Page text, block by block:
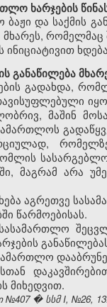
ხარჯების
და საქმის
მხარეს,
განაწილება
გადახდა,
მაშინ
მაგრამ არა
აგრეთვე
წარმოებისას.
მიხედვით.
№407 � სსმ I, №26,